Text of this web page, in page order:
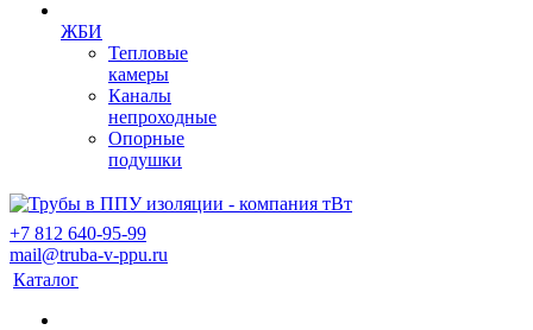
ЖБИ
Тепловые
камеры
Каналы
непроходные
Опорные
подушки
+7 812 640-95-99
mail@truba-v-ppu.ru
Каталог